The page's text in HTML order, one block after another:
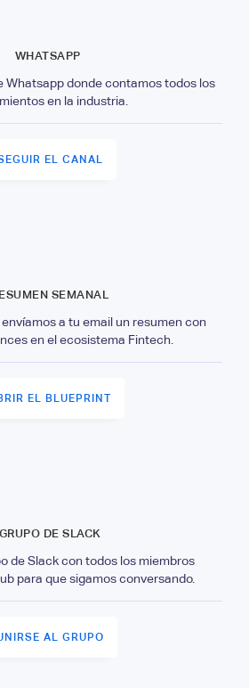
WHATSAPP
Whatsapp donde contamos todos los
en la industria.
EL CANAL
SEMANAL
a tu email un resumen con
en el ecosistema Fintech.
EL BLUEPRINT
GRUPO DE SLACK
de Slack con todos los miembros
para que sigamos conversando.
AL GRUPO